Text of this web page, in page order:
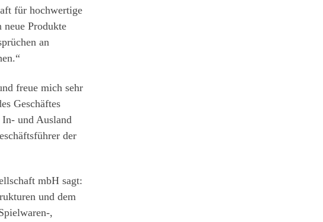
für hochwertige
Produkte
an
freue mich sehr
Geschäftes
und Ausland
der
mbH sagt:
und dem
,